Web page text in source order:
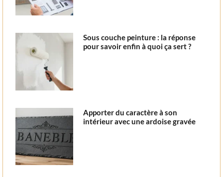
Sous couche peinture : la réponse
pour savoir enfin à quoi ça sert ?
Apporter du caractère à son
intérieur avec une ardoise gravée